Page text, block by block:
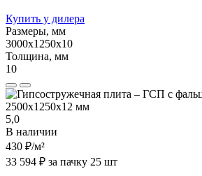
Купить у дилера
Размеры, мм
3000х1250х10
Толщина, мм
10
5,0
В наличии
430 ₽/м²
33 594 ₽ за пачку 25 шт